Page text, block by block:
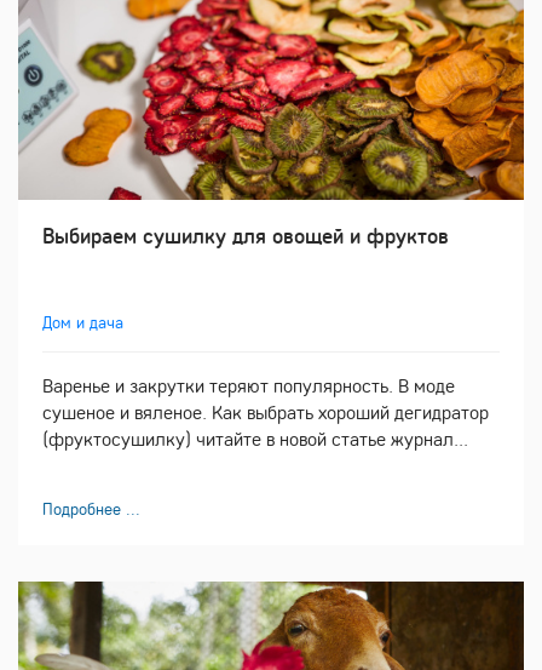
Выбираем сушилку для овощей и фруктов
Дом и дача
Варенье и закрутки теряют популярность. В моде
сушеное и вяленое. Как выбрать хороший дегидратор
(фруктосушилку) читайте в новой статье журнал...
Подробнее ...